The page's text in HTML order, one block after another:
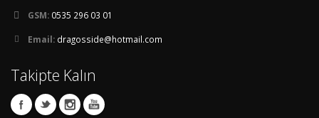
GSM: 0535 296 03 01
Email: dragosside@hotmail.com
Takipte Kalın